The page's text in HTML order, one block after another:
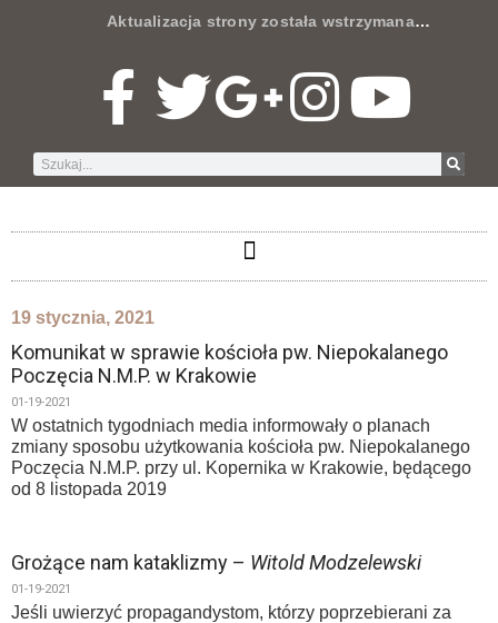
Aktualizacja strony została wstrzymana…
19 stycznia, 2021
Komunikat w sprawie kościoła pw. Niepokalanego
Poczęcia N.M.P. w Krakowie
01-19-2021
W ostatnich tygodniach media informowały o planach
zmiany sposobu użytkowania kościoła pw. Niepokalanego
Poczęcia N.M.P. przy ul. Kopernika w Krakowie, będącego
od 8 listopada 2019
Grożące nam kataklizmy – Witold Modzelewski
01-19-2021
Jeśli uwierzyć propagandystom, którzy poprzebierani za